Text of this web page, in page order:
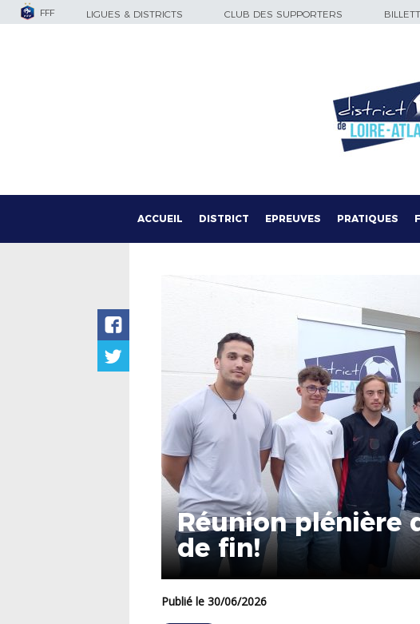
FFF LIGUES & DISTRICTS CLUB DES SUPPORTERS
ACCUEIL DISTRICT EPREUVES PRATIQUES
Réunion plénière
de fin!
Publié le 30/06/2026